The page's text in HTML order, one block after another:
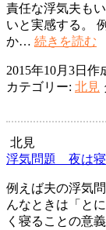
責任な浮気夫も
いと実感する。
か… 続きを読む
敢
ず
2015年10月3日 作
カテゴリー: 北見
北見
浮気問題 夜は寝
例えば夫の浮気
んなときは「と
く寝ることの意